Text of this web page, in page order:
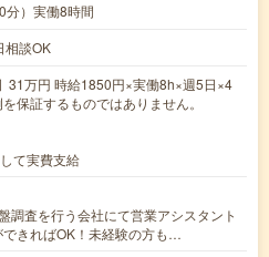
分）実働8時間
談OK
万円 時給1850円×実働8h×週5日×4
保証するものではありません。
て実費支給
調査を行う会社にて営業アシスタント
できればOK！未経験の方も…